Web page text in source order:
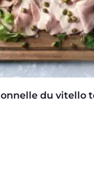
du vitello